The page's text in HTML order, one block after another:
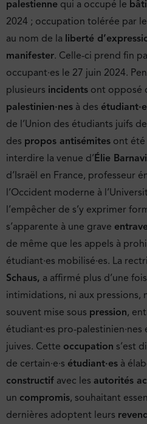
palestienne qui a occupé le
2024 ; occupation tolérée par
au nom de la liberté
manifester. Celle-ci prend fin
occupant·es le 27 juin 2024.
plusieurs incidents ont opposé
palestinien·nes à des
de l’Union des étudiants juifs
des propos antisémites ont été
interdire la venue d’Élie Barnavi
d’Israël en France, professeur
l’Occident moderne à
l’empêcher de s’y exprimer
s’apparente à une grave
de même que les appels à
étudiant·es mobilisé·es. La
Schaus, a affirmé plus d’une
intimidations, ni aux pressions,
souvent mise sous pression,
étudiant·es pro-
juives. Cette occupation s’est
de certain·e·s étudiant·es à
constructif avec les autorités
un compromis, souhaitant
dernières adoptent leurs